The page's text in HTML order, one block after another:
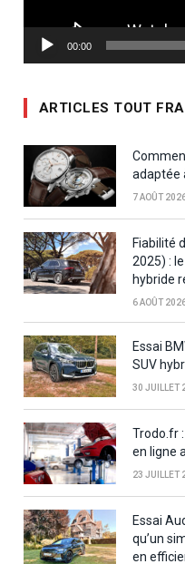
00:00
ARTICLES TOUT
adaptée
7 AOÛT
Fiabilité
2025) :
hybride
6 AOÛT
Essai
SUV
30 JUILLET
Trodo.fr
en ligne
23 JUILLET
Essai
qu’un
en